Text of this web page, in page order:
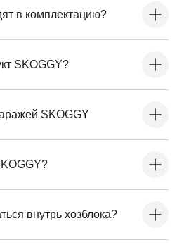
в комплектацию?
SKOGGY?
SKOGGY
внутрь хозблока?